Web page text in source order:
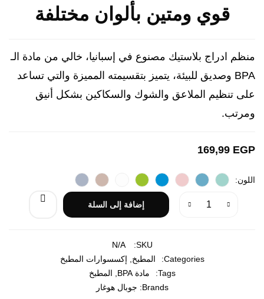
قوي ومتين بألوان مختلفة
منظم ادراج بلاستيك مصنوع في إسبانيا، خالي من مادة الـ
BPA وصديق للبيئة، يتميز بتقسيمته المميزة والتي تساعد
على تنظيم الملاعق والشوك والسكاكين بشكل أنيق
ومرتب.
169,99 EGP
اللون
إضافة إلى السلة
SKU:
N/A
Categories:
المطبخ, إكسسوارات المطبخ
Tags:
مادة BPA , المطبخ
Brands:
جوبال هوغار